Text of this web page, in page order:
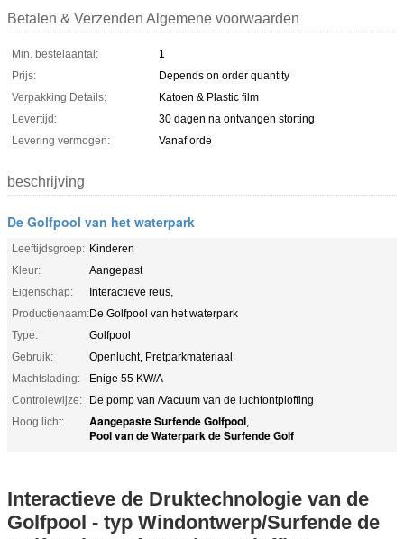
Betalen & Verzenden Algemene voorwaarden
Min. bestelaantal:
1
Prijs:
Depends on order quantity
Verpakking Details:
Katoen & Plastic film
Levertijd:
30 dagen na ontvangen storting
Levering vermogen:
Vanaf orde
beschrijving
De Golfpool van het waterpark
Leeftijdsgroep: Kinderen
Kleur:
Aangepast
Eigenschap:
Interactieve reus,
Productienaam:De Golfpool van het waterpark
Type:
Golfpool
Gebruik:
Openlucht, Pretparkmateriaal
Machtslading:
Enige 55 KW/A
Controlewijze:
De pomp van /Vacuum van de luchtontploffing
Hoog licht:
Aangepaste Surfende Golfpool,
Pool van de Waterpark de Surfende Golf
Interactieve de Druktechnologie van de
Golfpool - typ Windontwerp/Surfende de